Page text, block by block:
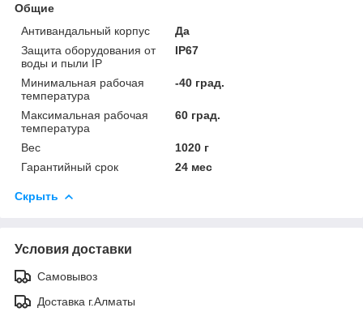
Общие
Антивандальный корпус
Да
Защита оборудования от
воды и пыли IP
IP67
Минимальная рабочая
температура
-40 град.
Максимальная рабочая
температура
60 град.
Вес
1020 г
Гарантийный срок
24 мес
Скрыть
Условия доставки
Самовывоз
Доставка г.Алматы